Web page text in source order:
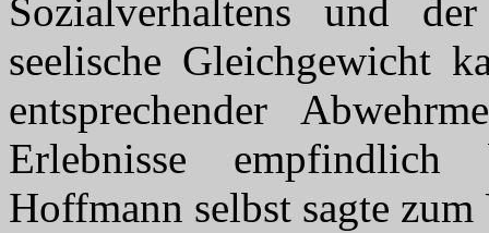
Sozialverhaltens und
seelische Gleichgewicht
entsprechender
Erlebnisse empfindlich
Hoffmann selbst sagte